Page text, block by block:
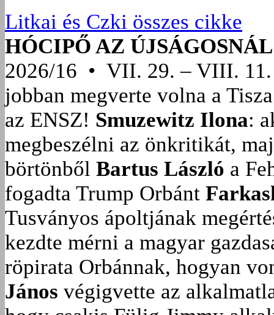
Litkai és Czki összes cikke
HÓCIPŐ AZ ÚJSÁGOSNÁL
2026/16 • VII. 29. – VIII. 11.
jobban megverte volna a
az ENSZ! Smuzewitz Ilona:
megbeszélni az önkritikát,
börtönből Bartus László a
fogadta Trump Orbánt
Tusványos ápoltjának
kezdte mérni a magyar
röpirata Orbánnak, hogyan
János végigvette az